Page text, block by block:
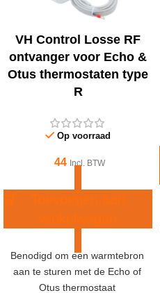
VH Control Losse RF
ontvanger voor Echo &
Otus thermostaten type
R
Op voorraad
44 Incl. BTW
Benodigd om een warmtebron
aan te sturen met de Echo of
Otus thermostaat